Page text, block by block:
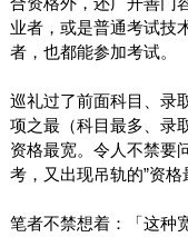
业者，或是普通考试技
者，也都能参加考试。
巡礼过了前面科目、录
项之最（科目最多、录
资格最宽。令人不禁要
考，又出现吊轨的”资格
笔者不禁想着：「这种